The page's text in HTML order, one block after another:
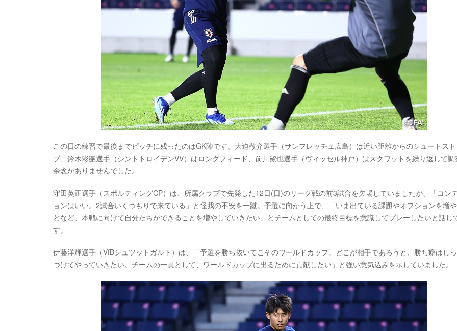
この日の練習で最後までピッチに残ったのはGK陣です。大迫敬介選手（サンフレッチェ広島）は近い距離からのシュートス
プ、鈴木彩艶選手（シントトロイデンVV）はロングフィード、前川黛也選手（ヴィッセル神戸）はスクワットを繰り返して調
余念がありませんでした。
守田英正選手（スポルティングCP）は、所属クラブで先発した12日(日)のリーグ戦の前3試合を欠場していましたが、「コン
ョンはいい。2試合いくつもりで来ている」と怪我の不安を一蹴。予選に向かう上で、「いま出ている課題やオプションを増
となど、本戦に向けて自分たちができることを増やしていきたい」とチームとしての最終目標を意識してプレーしたいと話し
す。
伊藤洋輝選手（VfBシュツットガルト）は、「予選を勝ち抜いてこそのワールドカップ。どこが相手であろうと、勝ち癖はし
つけてやっていきたい。チームの一員として、ワールドカップに出るために貢献したい」と強い意気込みを示していました。